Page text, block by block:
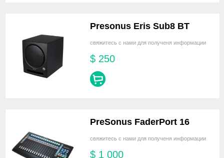
Presonus Eris Sub8 BT
свяжитесь с нами для полученя информации
$ 250
PreSonus FaderPort 16
свяжитесь с нами для полученя информации
$ 1 000